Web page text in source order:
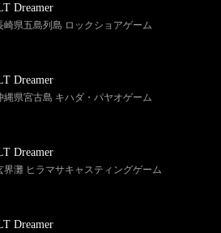
Dreamer
崎県五島列島 ロックショアゲーム
Dreamer
縄県宮古島 キハダ・パヤオゲーム
Dreamer
界灘 ヒラマサキャスティングゲーム
Dreamer